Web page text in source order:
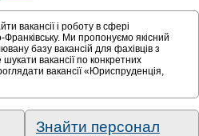
вакансії і роботу в сфері
Франківську. Ми пропонуємо якісний
базу вакансій для фахівців з
вакансії по конкретних
вакансії «Юриспруденція,
Знайти персонал